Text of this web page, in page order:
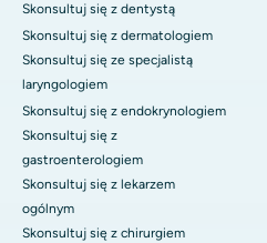
Skonsultuj się z dentystą
Skonsultuj się z dermatologiem
Skonsultuj się ze specjalistą
laryngologiem
Skonsultuj się z endokrynologiem
Skonsultuj się z
gastroenterologiem
Skonsultuj się z lekarzem
ogólnym
Skonsultuj się z chirurgiem